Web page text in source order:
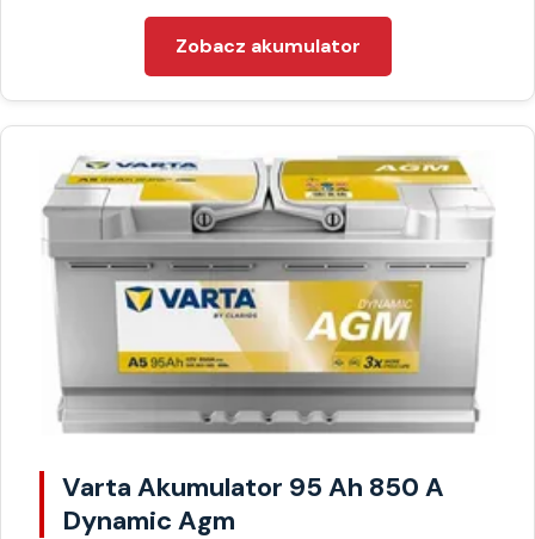
Zobacz akumulator
Varta Akumulator 95 Ah 850 A
Dynamic Agm